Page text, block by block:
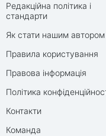
Редакційна політика і
стандарти
Як стати нашим автором
Правила користування
Правова інформація
Політика
Контакти
Команда